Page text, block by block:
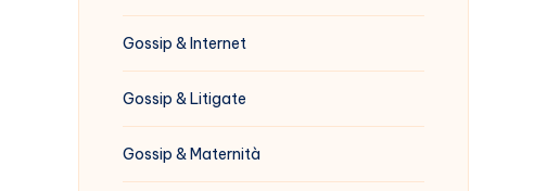
Gossip & Internet
Gossip & Litigate
Gossip & Maternità